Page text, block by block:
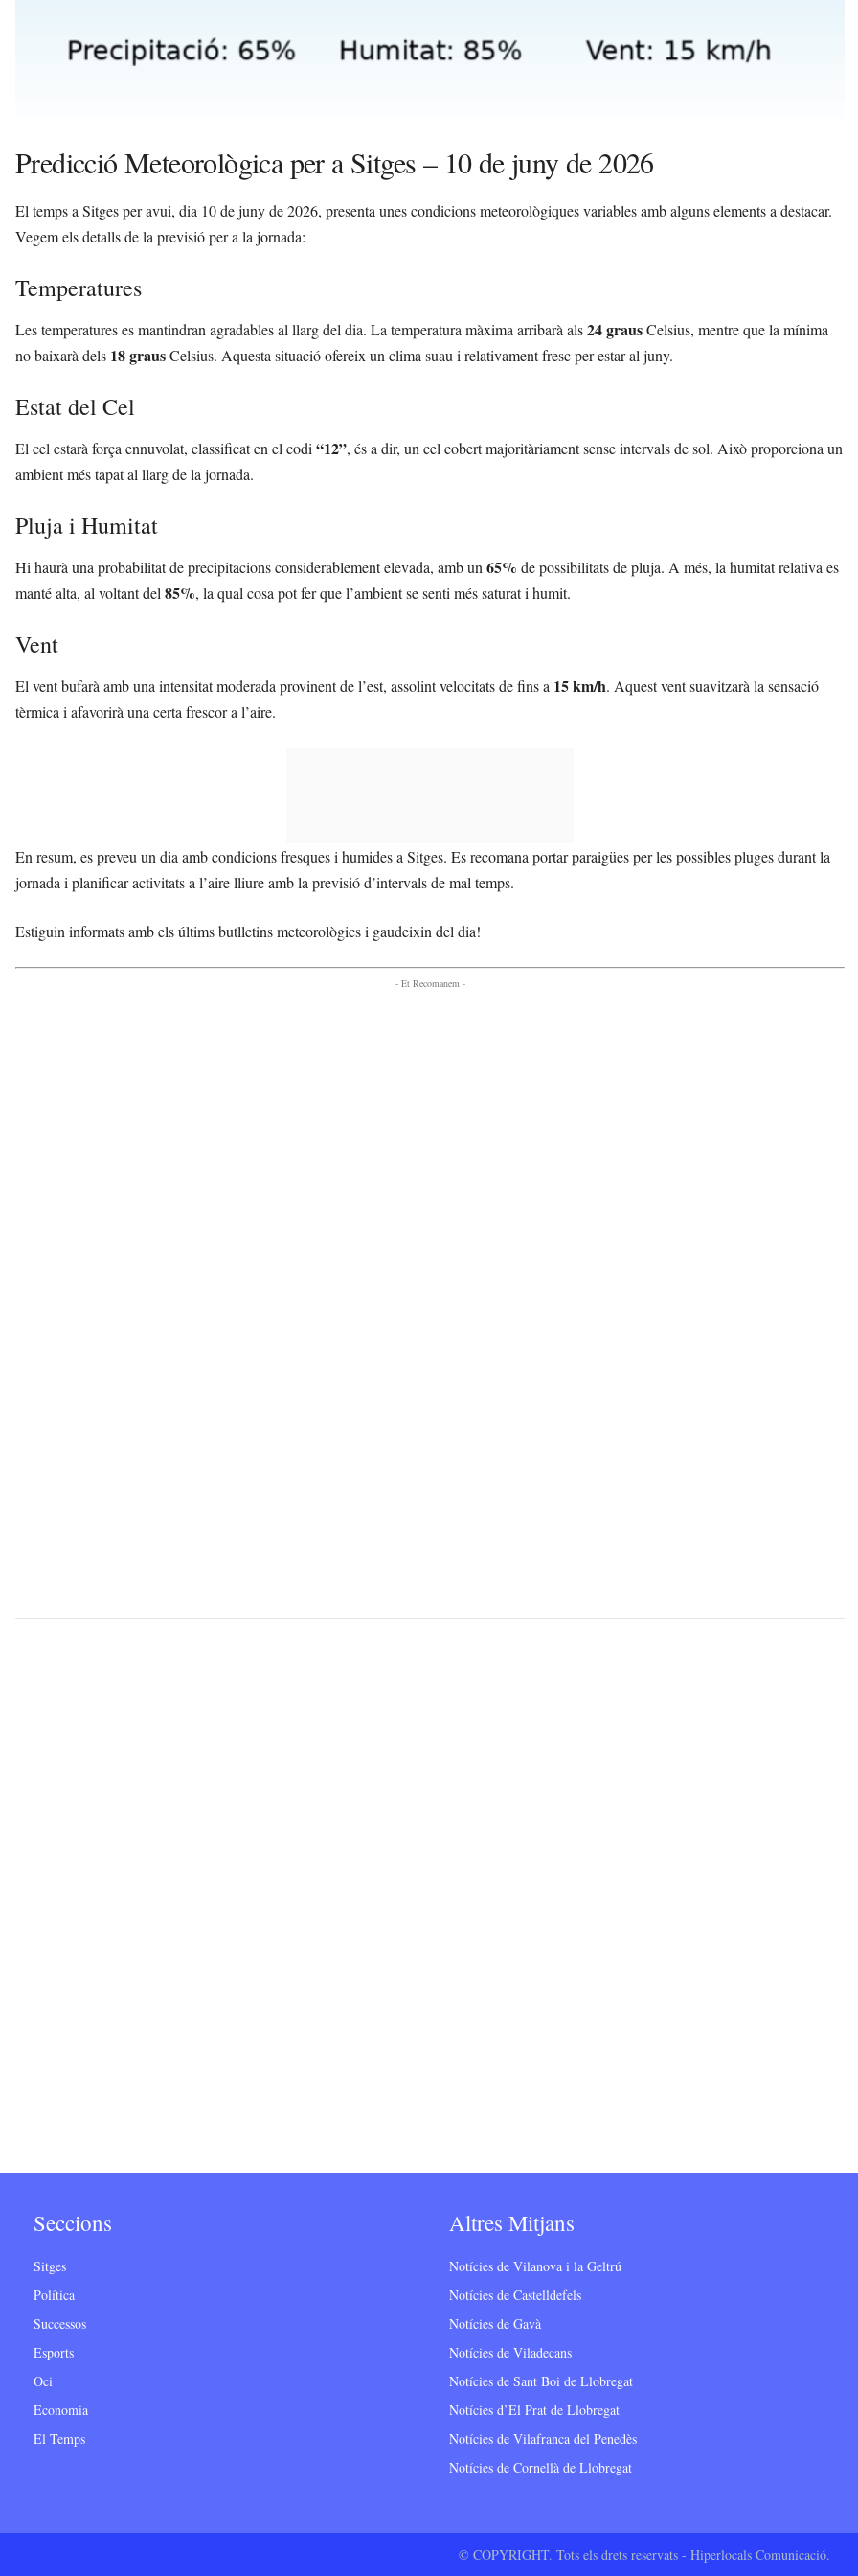
Predicció Meteorològica per a Sitges – 10 de juny de 2026
El temps a Sitges per avui, dia 10 de juny de 2026, presenta unes condicions meteorològiques variables amb alguns elements a destacar.
Vegem els detalls de la previsió per a la jornada:
Temperatures
Les temperatures es mantindran agradables al llarg del dia. La temperatura màxima arribarà als24 grausCelsius, mentre que la mínima
no baixarà dels 18 grausCelsius. Aquesta situació ofereix un clima suau i relativament fresc per estar al juny.
Estat del Cel
El cel estarà força ennuvolat, classificat en el codi “12”, és a dir, un cel cobert majoritàriament sense intervals de sol. Això proporciona un
ambient més tapat al llarg de la jornada.
Pluja i Humitat
Hi haurà una probabilitat de precipitacions considerablement elevada, amb un 65% de possibilitats de pluja. A més, la humitat relativa es
manté alta, al voltant del 85%, la qual cosa pot fer que l’ambient se senti més saturat i humit.
Vent
El vent bufarà amb una intensitat moderada provinent de l’est, assolint velocitats de fins a 15 km/h. Aquest vent suavitzarà la sensació
tèrmica i afavorirà una certa frescor a l’aire.
En resum, es preveu un dia amb condicions fresques i humides a Sitges. Es recomana portar paraigües per les possibles pluges durant la
jornada i planificar activitats a l’aire lliure amb la previsió d’intervals de mal temps.
Estiguin informats amb els últims butlletins meteorològics i gaudeixin del dia!
- Et Recomanem -
Seccions
Sitges
Política
Successos
Esports
Oci
Economia
El Temps
Altres Mitjans
Notícies de Vilanova i la Geltrú
Notícies de Castelldefels
Notícies de Gavà
Notícies de Viladecans
Notícies de Sant Boi de Llobregat
Notícies d’El Prat de Llobregat
Notícies de Vilafranca del Penedès
Notícies de Cornellà de Llobregat
© COPYRIGHT. Tots els drets reservats - Hiperlocals Comunicació.